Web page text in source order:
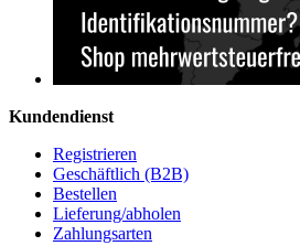
Kundendienst
Registrieren
Geschäftlich (B2B)
Bestellen
Lieferung/abholen
Zahlungsarten